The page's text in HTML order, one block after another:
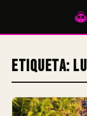
Accesos rápidos:
Etiqueta: